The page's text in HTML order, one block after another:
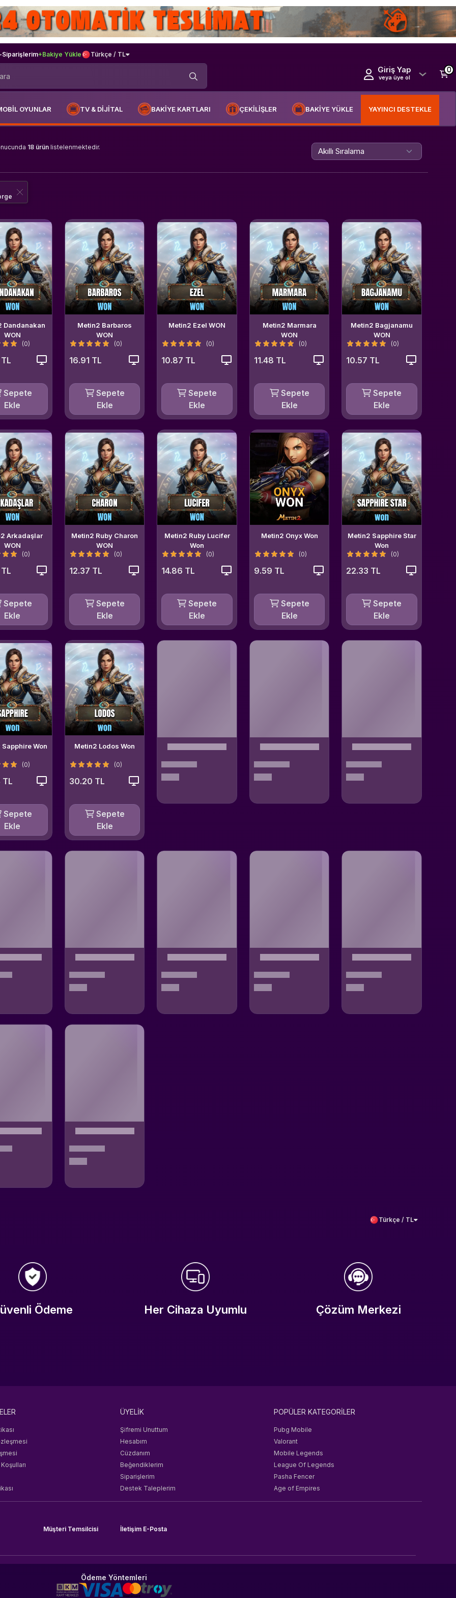
-Siparişlerim+Bakiye Yükle Türkçe / TL
Giriş Yap
veya üye ol
0
OYUNLAR TV & DİJİTAL BAKİYE KARTLARI ÇEKİLİŞLER BAKİYE YÜKLE YAYINCI DESTEKLE
18 ürünlistelenmektedir.
Dandanakan
WON
(0)
Sepete
Ekle
Metin2 Barbaros
WON
(0)
16.91 TL
Sepete
Ekle
Metin2 Ezel WON
(0)
10.87 TL
Sepete
Ekle
Metin2 Marmara
WON
(0)
11.48 TL
Sepete
Ekle
Metin2 Bagjanamu
WON
(0)
10.57 TL
Sepete
Ekle
Arkadaşlar
WON
(0)
Sepete
Ekle
Metin2 Ruby Charon
WON
(0)
12.37 TL
Sepete
Ekle
Metin2 Ruby Lucifer
Won
(0)
14.86 TL
Sepete
Ekle
Metin2 Onyx Won
(0)
9.59 TL
Sepete
Ekle
Metin2 Sapphire Star
Won
(0)
22.33 TL
Sepete
Ekle
Won
(0)
TL
Sepete
Ekle
Metin2 Lodos Won
(0)
30.20 TL
Sepete
Ekle
Türkçe / TL
Ödeme Her Cihaza Uyumlu Çözüm Merkezi
ÜYELİK
Şifremi Unuttum
Hesabım
Cüzdanım
Beğendiklerim
Siparişlerim
Destek Taleplerim
POPÜLER KATEGORİLER
Pubg Mobile
Valorant
Mobile Legends
League Of Legends
Pasha Fencer
Age of Empires
Müşteri Temsilcisi İletişim E-Posta
Ödeme Yöntemleri